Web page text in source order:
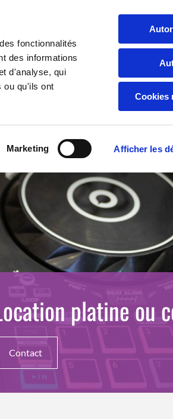
fonctionnalités
des informations
d'analyse, qui
ou qu'ils ont
Marketing Afficher les
Cookies
Boutique
06 94 04 92 88
Nos Services
platine ou
Contact